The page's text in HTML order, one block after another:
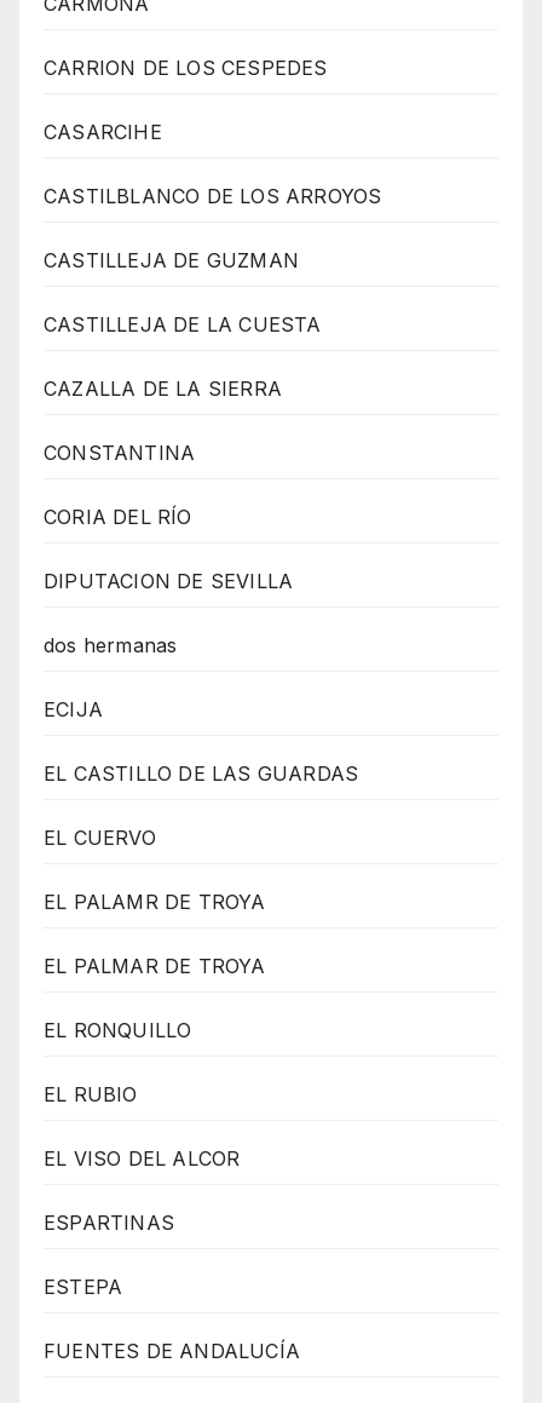
CARRION DE LOS CESPEDES
CASARCIHE
CASTILBLANCO DE LOS ARROYOS
CASTILLEJA DE GUZMAN
CASTILLEJA DE LA CUESTA
CAZALLA DE LA SIERRA
CONSTANTINA
CORIA DEL RÍO
DIPUTACION DE SEVILLA
dos hermanas
ECIJA
EL CASTILLO DE LAS GUARDAS
EL CUERVO
EL PALAMR DE TROYA
EL PALMAR DE TROYA
EL RONQUILLO
EL RUBIO
EL VISO DEL ALCOR
ESPARTINAS
ESTEPA
FUENTES DE ANDALUCÍA